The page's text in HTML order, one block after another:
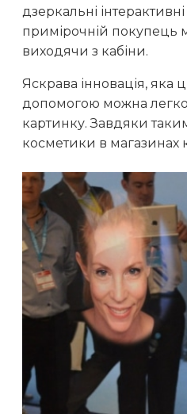
дзеркальні
примірочній покупець
виходячи з кабіни.
Яскрава інновація, яка
допомогою можна легко
картинку. Завдяки
косметики в магазинах